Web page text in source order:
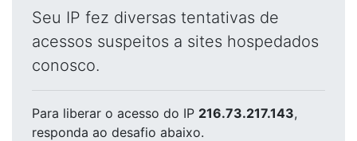
Seu IP fez diversas tentativas de
acessos suspeitos a sites hospedados
conosco.
Para liberar o acesso do IP 216.73.217.143,
responda ao desafio abaixo.